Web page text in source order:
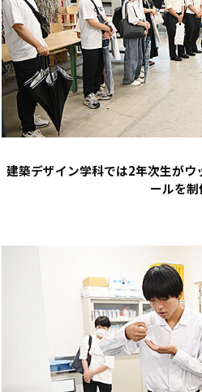
建築デザイン学科では2年次生が
ールを制